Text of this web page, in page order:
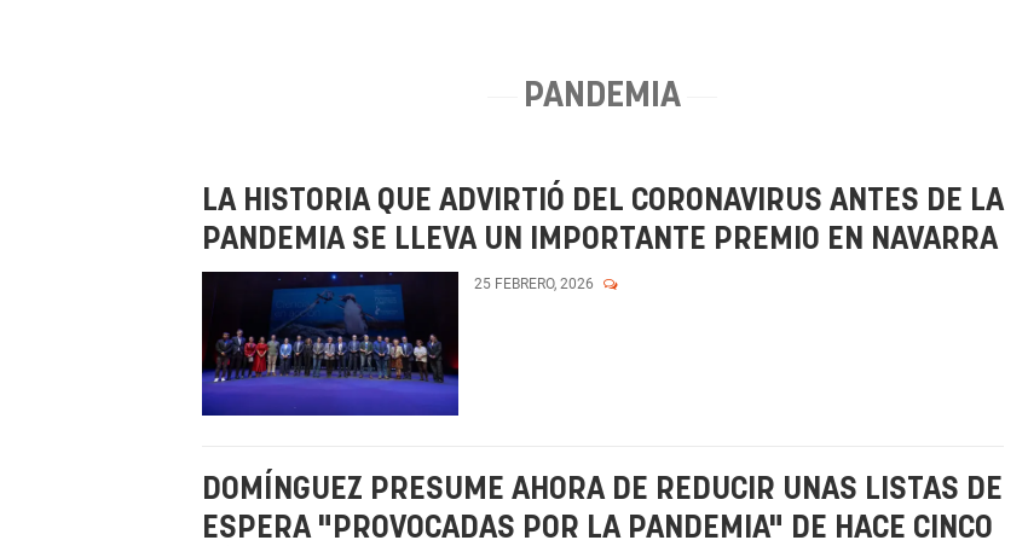
PANDEMIA
LA HISTORIA QUE ADVIRTIÓ DEL CORONAVIRUS ANTES DE LA
PANDEMIA SE LLEVA UN IMPORTANTE PREMIO EN NAVARRA
25 FEBRERO, 2026
DOMÍNGUEZ PRESUME AHORA DE REDUCIR UNAS LISTAS DE
ESPERA "PROVOCADAS POR LA PANDEMIA" DE HACE CINCO